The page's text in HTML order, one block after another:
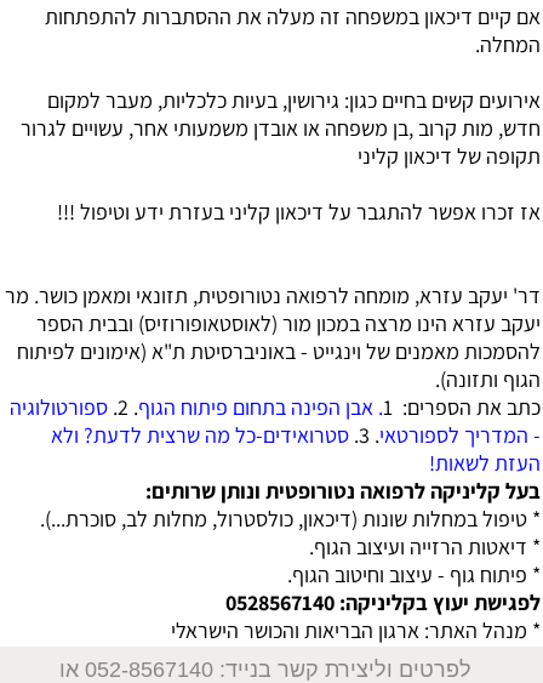
אם קיים דיכאון במשפחה זה מעלה את ההסתברות להתפתחות
המחלה.
אירועים קשים בחיים כגון: גירושין, בעיות כלכליות, מעבר למקום
חדש, מות קרוב ,בן משפחה או אובדן משמעותי אחר, עשויים לגרור
תקופה של דיכאון קליני
אז זכרו אפשר להתגבר על דיכאון קליני בעזרת ידע וטיפול !!!
דר' יעקב עזרא, מומחה לרפואה נטורופטית, תזונאי ומאמן כושר. מר
יעקב עזרא הינו מרצה במכון מור (לאוסטאופורוזיס) ובבית הספר
להסמכות מאמנים של וינגייט - באוניברסיטת ת"א (אימונים לפיתוח
הגוף ותזונה).
כתב את הספרים:
. אבן הפינה בתחום פיתוח הגוף. 2.
ספורטולוגיה
- המדריך לספורטאי. 3.
סטרואידים-כל מה שרצית לדעת? ולא
העזת לשאות!
בעל קליניקה לרפואה נטורופטית ונותן שרותים:
* טיפול במחלות שונות (דיכאון, כולסטרול, מחלות לב, סוכרת...).
* דיאטות הרזייה ועיצוב הגוף.
* פיתוח גוף - עיצוב וחיטוב הגוף.
לפגישת יעוץ בקליניקה: 0528567140
* מנהל האתר: ארגון הבריאות והכושר הישראלי
לפרטים וליצירת קשר בנייד: 052-8567140
או